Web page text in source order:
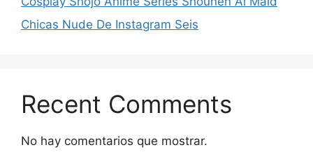
Chicas Nude De Instagram Seis
Recent Comments
No hay comentarios que mostrar.